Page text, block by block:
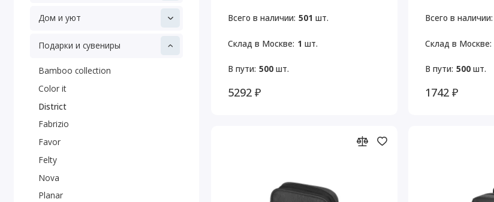
Дом и уют
Подарки и сувениры
Bamboo collection
Color it
District
Fabrizio
Favor
Felty
Nova
Planar
Всего в наличии: 501 шт.
Склад в Москве: 1 шт.
В пути: 500шт.
5292 ₽
Всего в наличии:
Склад в Москве:
В пути: 500шт.
1742 ₽